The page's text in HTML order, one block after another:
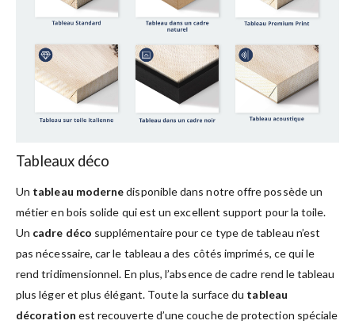
Tableaux déco
Un tableau modernedisponible dans notre offre possède un
métier en bois solide qui est un excellent support pour la toile.
Un cadre déco supplémentaire pour ce type de tableau n’est
pas nécessaire, car le tableau a des côtés imprimés, ce qui le
rend tridimensionnel. En plus, l’absence de cadre rend le tableau
plus léger et plus élégant. Toute la surface du tableau
décoration est recouverte d’une couche de protection spéciale